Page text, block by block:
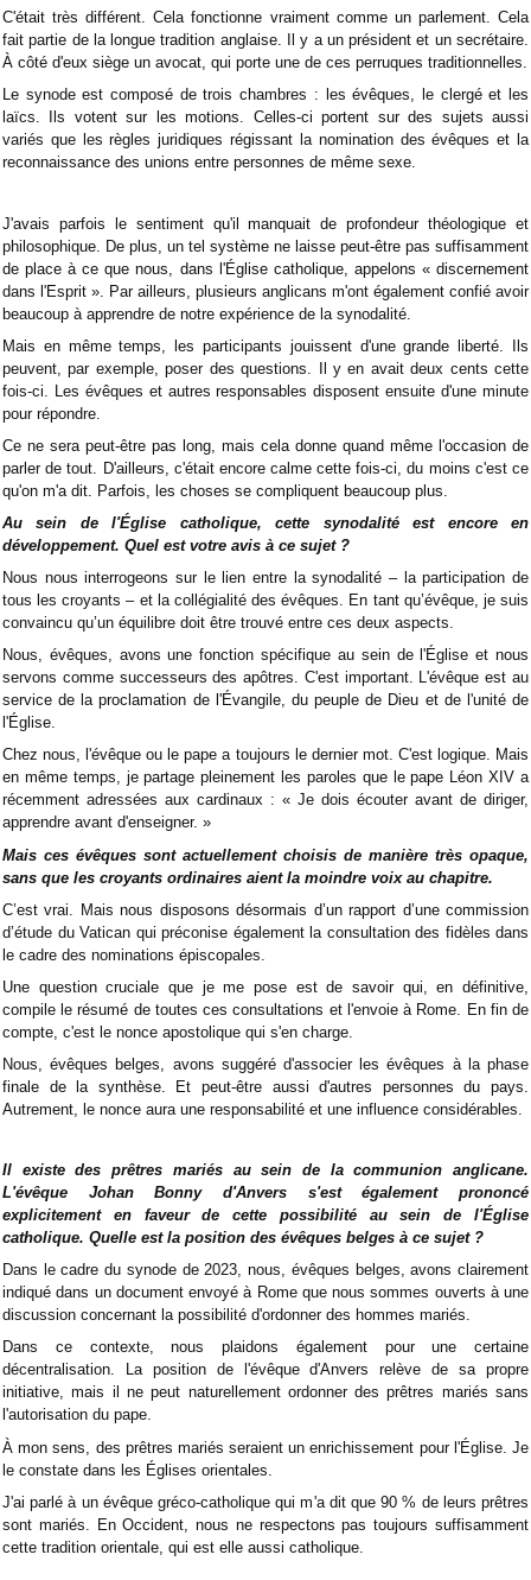
C'était très différent. Cela fonctionne vraiment comme un parlement. Cela
fait partie de la longue tradition anglaise. Il y a un président et un secrétaire.
À côté d'eux siège un avocat, qui porte une de ces perruques traditionnelles.
Le synode est composé de trois chambres : les évêques, le clergé et les
laïcs. Ils votent sur les motions. Celles-ci portent sur des sujets aussi
variés que les règles juridiques régissant la nomination des évêques et la
reconnaissance des unions entre personnes de même sexe.
J'avais parfois le sentiment qu'il manquait de profondeur théologique et
philosophique. De plus, un tel système ne laisse peut-être pas suffisamment
de place à ce que nous, dans l'Église catholique, appelons « discernement
dans l'Esprit ». Par ailleurs, plusieurs anglicans m'ont également confié avoir
beaucoup à apprendre de notre expérience de la synodalité.
Mais en même temps, les participants jouissent d'une grande liberté. Ils
peuvent, par exemple, poser des questions. Il y en avait deux cents cette
fois-ci. Les évêques et autres responsables disposent ensuite d'une minute
pour répondre.
Ce ne sera peut-être pas long, mais cela donne quand même l'occasion de
parler de tout. D'ailleurs, c'était encore calme cette fois-ci, du moins c'est ce
qu'on m'a dit. Parfois, les choses se compliquent beaucoup plus.
Au sein de l'Église catholique, cette synodalité est encore en
développement. Quel est votre avis à ce sujet ?
Nous nous interrogeons sur le lien entre la synodalité – la participation de
tous les croyants – et la collégialité des évêques. En tant qu’évêque, je suis
convaincu qu’un équilibre doit être trouvé entre ces deux aspects.
Nous, évêques, avons une fonction spécifique au sein de l'Église et nous
servons comme successeurs des apôtres. C'est important. L'évêque est au
service de la proclamation de l'Évangile, du peuple de Dieu et de l'unité de
l'Église.
Chez nous, l'évêque ou le pape a toujours le dernier mot. C'est logique. Mais
en même temps, je partage pleinement les paroles que le pape Léon XIV a
récemment adressées aux cardinaux : « Je dois écouter avant de diriger,
apprendre avant d'enseigner. »
Mais ces évêques sont actuellement choisis de manière très opaque,
sans que les croyants ordinaires aient la moindre voix au chapitre.
C’est vrai. Mais nous disposons désormais d’un rapport d’une commission
d’étude du Vatican qui préconise également la consultation des fidèles dans
le cadre des nominations épiscopales.
Une question cruciale que je me pose est de savoir qui, en définitive,
compile le résumé de toutes ces consultations et l'envoie à Rome. En fin de
compte, c'est le nonce apostolique qui s'en charge.
Nous, évêques belges, avons suggéré d'associer les évêques à la phase
finale de la synthèse. Et peut-être aussi d'autres personnes du pays.
Autrement, le nonce aura une responsabilité et une influence considérables.
Il existe des prêtres mariés au sein de la communion anglicane.
L'évêque Johan Bonny d'Anvers s'est également prononcé
explicitement en faveur de cette possibilité au sein de l'Église
catholique. Quelle est la position des évêques belges à ce sujet ?
Dans le cadre du synode de 2023, nous, évêques belges, avons clairement
indiqué dans un document envoyé à Rome que nous sommes ouverts à une
discussion concernant la possibilité d'ordonner des hommes mariés.
Dans ce contexte, nous plaidons également pour une certaine
décentralisation. La position de l'évêque d'Anvers relève de sa propre
initiative, mais il ne peut naturellement ordonner des prêtres mariés sans
l'autorisation du pape.
À mon sens, des prêtres mariés seraient un enrichissement pour l'Église. Je
le constate dans les Églises orientales.
J'ai parlé à un évêque gréco-catholique qui m'a dit que 90 % de leurs prêtres
sont mariés. En Occident, nous ne respectons pas toujours suffisamment
cette tradition orientale, qui est elle aussi catholique.